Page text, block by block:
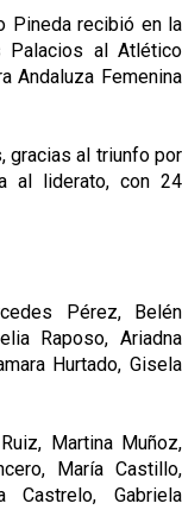
Pineda recibió en la
Palacios al Atlético
Andaluza Femenina
gracias al triunfo por
al liderato, con 24
Pérez, Belén
Raposo, Ariadna
Hurtado, Gisela
Martina Muñoz,
María Castillo,
Castrelo, Gabriela